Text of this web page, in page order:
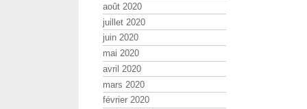
août 2020
juillet 2020
juin 2020
mai 2020
avril 2020
mars 2020
février 2020